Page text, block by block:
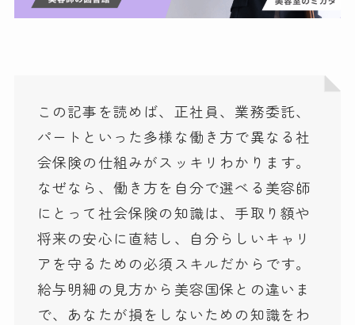
この記事を読めば、正社員、業務委託、
パートといった多様な働き方で異なる社
会保険の仕組みがスッキリわかります。
なぜなら、働き方を自分で選べる美容師
にとって社会保険の知識は、手取り額や
将来の安心に直結し、自分らしいキャリ
アを守るための必須スキルだからです。
給与明細の見方から美容国保との違いま
で、あなたが損をしないための知識をわ